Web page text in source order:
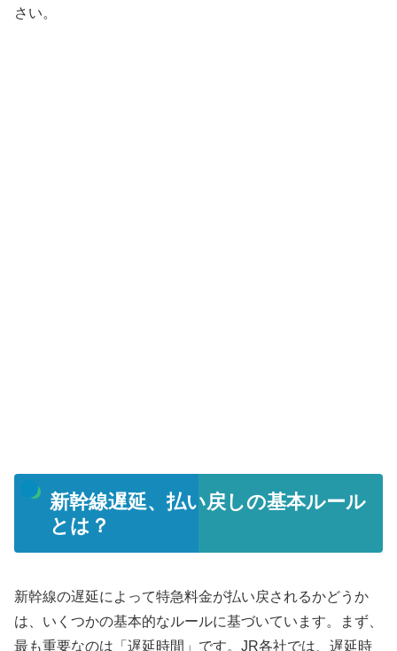
さい。
新幹線遅延、払い戻しの基本ルール
とは？
新幹線の遅延によって特急料金が払い戻されるかどうか
は、いくつかの基本的なルールに基づいています。まず、
最も重要なのは「遅延時間」です。JR各社では、遅延時